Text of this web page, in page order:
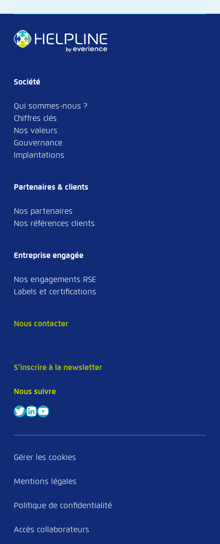
Société
Qui sommes-nous ?
Chiffres clés
Nos valeurs
Gouvernance
Implantations
Partenaires & clients
Nos partenaires
Nos références clients
Entreprise engagée
Nos engagements RSE
Labels et certifications
Nous contacter
S'inscrire à la newsletter
Nous suivre
Twitter
LinkedIn
YouTube
Gérer les cookies
Mentions légales
Politique de confidentialité
Accès collaborateurs